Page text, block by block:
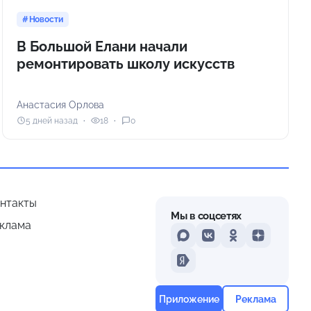
Новости
В Большой Елани начали
ремонтировать школу искусств
Анастасия Орлова
5 дней назад 18 0
Мы в соцсетях
MAXVKontakteOdnoklassniki
Dzen
Yandex
Приложение Реклама